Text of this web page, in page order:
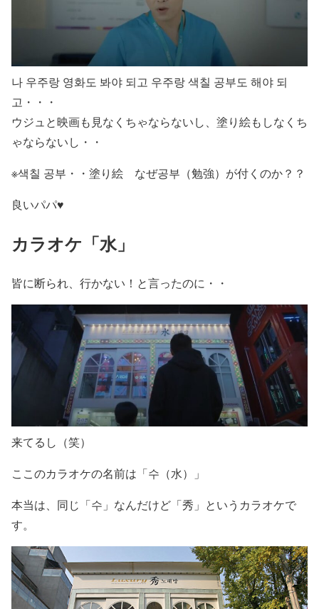
나 우주랑 영화도 봐야 되고 우주랑색칠 공부도 해야 되
고・・・
ウジュと映画も見なくちゃならないし、塗り絵もしなくち
ゃならないし・・
※색칠 공부・・塗り絵 なぜ공부（勉強）が付くのか？？
良いパパ♥
カラオケ「水」
皆に断られ、行かない！と言ったのに・・
来てるし（笑）
ここのカラオケの名前は「수（水）」
本当は、同じ「수」なんだけど「秀」というカラオケで
す。